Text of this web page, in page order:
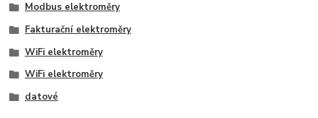
Modbus elektroměry
Fakturační elektroměry
WiFi elektroměry
WiFi elektroměry
datové